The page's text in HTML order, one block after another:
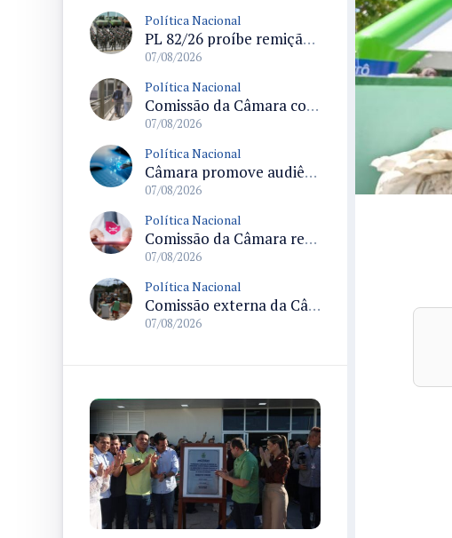
Política Nacional
PL 82/26 proíbe remição de pena por trabalho em funções militares para condenados por crimes contra o Estado Democrático de Direito
07/08/2026
Política Nacional
Comissão da Câmara convoca audiência para discutir misoginia nas escolas e universidades após divulgação de listas misóginas
07/08/2026
Política Nacional
Câmara promove audiência sobre Marco de Fomento à Economia Digital e impactos da inteligência artificial
07/08/2026
Política Nacional
Comissão da Câmara realiza audiência sobre apostas online para medir o tamanho do mercado ilegal
07/08/2026
Política Nacional
Comissão externa da Câmara convoca audiência pública sobre chuvas na Zona da Mata de Minas Gerais e impactos em Juiz de Fora
07/08/2026